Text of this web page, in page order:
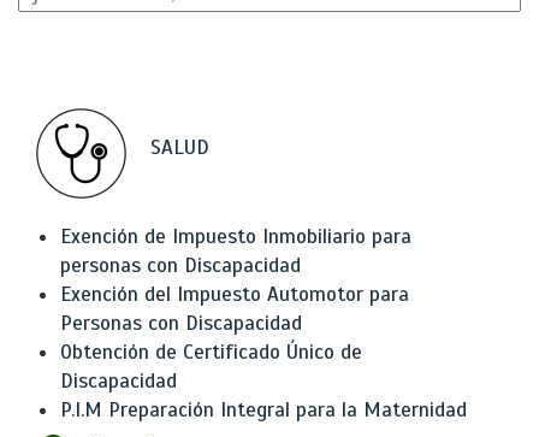
SALUD
Exención de Impuesto Inmobiliario para
personas con Discapacidad
Exención del Impuesto Automotor para
Personas con Discapacidad
Obtención de Certificado Único de
Discapacidad
P.I.M Preparación Integral para la Maternidad